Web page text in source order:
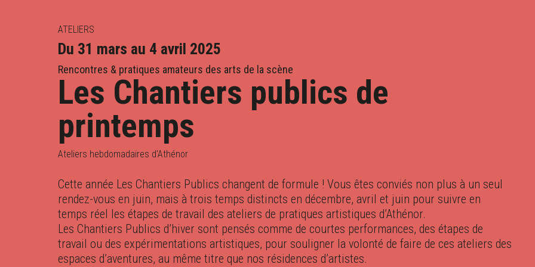
OCT. NOV. DÉC.
ATELIERS
Du 31 mars au 4 avril 2025
Rencontres & pratiques amateurs des arts de la scène
Les Chantiers publics de
printemps
Ateliers hebdomadaires d'Athénor
Cette année Les Chantiers Publics changent de formule ! Vous êtes conviés non plus à un seul
rendez-vous en juin, mais à trois temps distincts en décembre, avril et juin pour suivre en
temps réel les étapes de travail des ateliers de pratiques artistiques d’Athénor.
Les Chantiers Publics d’hiver sont pensés comme de courtes performances, des étapes de
travail ou des expérimentations artistiques, pour souligner la volonté de faire de ces ateliers des
espaces d’aventures, au même titre que nos résidences d’artistes.